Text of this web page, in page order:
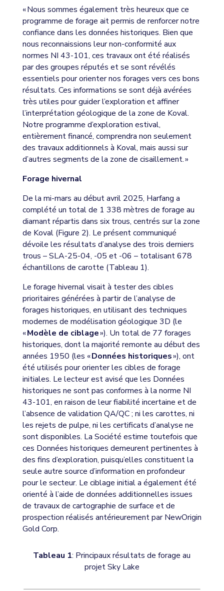
« Nous sommes également très heureux que ce
programme de forage ait permis de renforcer notre
confiance dans les données historiques. Bien que
nous reconnaissions leur non-conformité aux
normes NI 43-101, ces travaux ont été réalisés
par des groupes réputés et se sont révélés
essentiels pour orienter nos forages vers ces bons
résultats. Ces informations se sont déjà avérées
très utiles pour guider l’exploration et affiner
l’interprétation géologique de la zone de Koval.
Notre programme d’exploration estival,
entièrement financé, comprendra non seulement
des travaux additionnels à Koval, mais aussi sur
d’autres segments de la zone de cisaillement. »
Forage hivernal
De la mi-mars au début avril 2025, Harfang a
complété un total de 1 338 mètres de forage au
diamant répartis dans six trous, centrés sur la zone
de Koval (Figure 2). Le présent communiqué
dévoile les résultats d’analyse des trois derniers
trous – SLA-25-04, -05 et -06 – totalisant 678
échantillons de carotte (Tableau 1).
Le forage hivernal visait à tester des cibles
prioritaires générées à partir de l’analyse de
forages historiques, en utilisant des techniques
modernes de modélisation géologique 3D (le
«Modèle de ciblage»). Un total de 77 forages
historiques, dont la majorité remonte au début des
années 1950 (les «Données historiques»), ont
été utilisés pour orienter les cibles de forage
initiales. Le lecteur est avisé que les Données
historiques ne sont pas conformes à la norme NI
43-101, en raison de leur fiabilité incertaine et de
l’absence de validation QA/QC ; ni les carottes, ni
les rejets de pulpe, ni les certificats d’analyse ne
sont disponibles. La Société estime toutefois que
ces Données historiques demeurent pertinentes à
des fins d’exploration, puisqu’elles constituent la
seule autre source d’information en profondeur
pour le secteur. Le ciblage initial a également été
orienté à l’aide de données additionnelles issues
de travaux de cartographie de surface et de
prospection réalisés antérieurement par NewOrigin
Gold Corp.
Tableau 1: Principaux résultats de forage au
projet Sky Lake